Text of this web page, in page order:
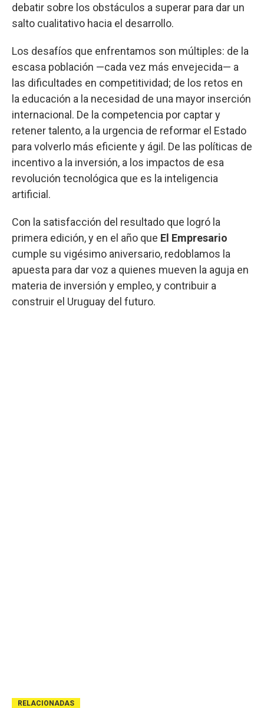
debatir sobre los obstáculos a superar para dar un
salto cualitativo hacia el desarrollo.
Los desafíos que enfrentamos son múltiples: de la
escasa población —cada vez más envejecida— a
las dificultades en competitividad; de los retos en
la educación a la necesidad de una mayor inserción
internacional. De la competencia por captar y
retener talento, a la urgencia de reformar el Estado
para volverlo más eficiente y ágil. De las políticas de
incentivo a la inversión, a los impactos de esa
revolución tecnológica que es la inteligencia
artificial.
Con la satisfacción del resultado que logró la
primera edición, y en el año que El Empresario
cumple su vigésimo aniversario, redoblamos la
apuesta para dar voz a quienes mueven la aguja en
materia de inversión y empleo, y contribuir a
construir el Uruguay del futuro.
RELACIONADAS